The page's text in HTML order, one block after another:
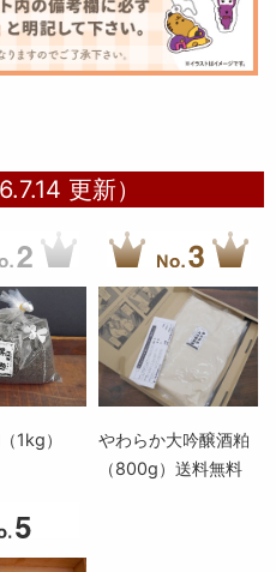
更新）
1kg）
やわらか大吟醸酒粕
（800g）送料無料